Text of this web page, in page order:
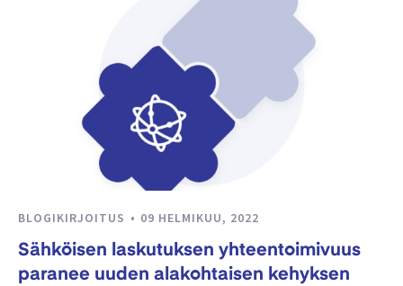
BLOGIKIRJOITUS 09 HELMIKUU, 2022
Sähköisen laskutuksen yhteentoimivuus
paranee uuden alakohtaisen kehyksen